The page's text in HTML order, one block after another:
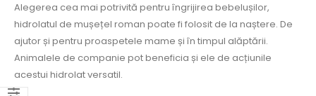
Alegerea cea mai potrivită pentru îngrijirea bebelușilor,
hidrolatul de mușețel roman poate fi folosit de la naștere. De
ajutor și pentru proaspetele mame și în timpul alăptării.
Animalele de companie pot beneficia și ele de acțiunile
acestui hidrolat versatil.